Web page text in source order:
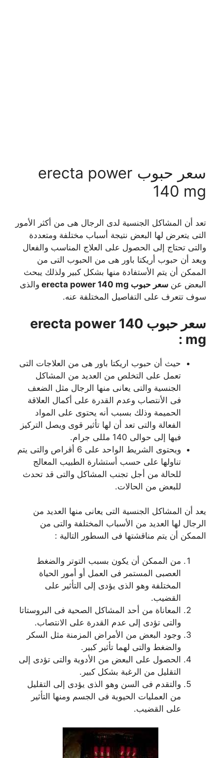
سعر حبوب erecta power
140 mg
تعد أن المشاكل الجنسية لدى الرجال هى من أكثر الأمور
التى يتعرض لها البعض نتيجة أسباب مختلفة ومتعددة
والتى تحتاج إلى الحصول على العلاج المناسب والفعال
ويعد أن حبوب أريكتا باور هى من الحبوب التى من
الممكن أن يتم الأستفادة منها بشكل كبير ولذلك يبحث
البعض عن سعر حبوب erecta power 140 mg
والذى
سوف تتعرف على التفاصيل المختلفة عنه.
سعر حبوب erecta power 140
mg :
حيث أن حبوب اريكتا باور هى من العلاجات التى
تعمل على التخلص من العديد من المشاكل
الجنسية والتى يعانى منها الرجال مثل الضعف
فى الأنتصاب وعدم القدرة على أكمال العلاقة
الحميمة وذلك بسبب أنه يحتوى على المواد
الفعالة والتى تعد أن لها تأثير قوى ويصل التركيز
فيها إلى حوالى 140 مللى جرام.
ويحتوى الشريط الواحد على 6 أقراص والتى يتم
تناولها على حسب أستشارة الطبيب المعالج
للحالة من أجل تجنب المشاكل والتى قد تحدث
للبعض من الحالات.
يعد أن المشاكل الجنسية التى يعانى منها العديد من
الرجال لها العديد من الأسباب المختلفة والتى من
الممكن أن يتم مناقشتها فى السطور التالية :
من الممكن أن يكون بسبب التوتر والضغط
العصبى المستمر فى العمل أو أمور الحياة
المختلفة وهو الذى يؤدى إلى التأثير على
القضيب.
المعاناة من أحد المشاكل الصحية فى البروستاتا
والتى تؤدى إلى عدم القدرة على الانتصاب.
وجود البعض من الأمراض المزمنة مثل السكر
والضغط والتى لهما تأثير كبير.
الحصول على البعض من الأدوية والتى تؤدى إلى
التقليل من الرغبة بشكل كبير.
والتقدم فى السن وهو الذى يؤدى إلى التقليل
من العمليات الحيوية فى الجسم ومنها التأثير
على القضيب.